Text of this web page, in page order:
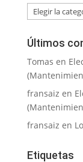
Categorías
Últimos
Tomas en
fransaiz en
fransaiz en
Etiquetas